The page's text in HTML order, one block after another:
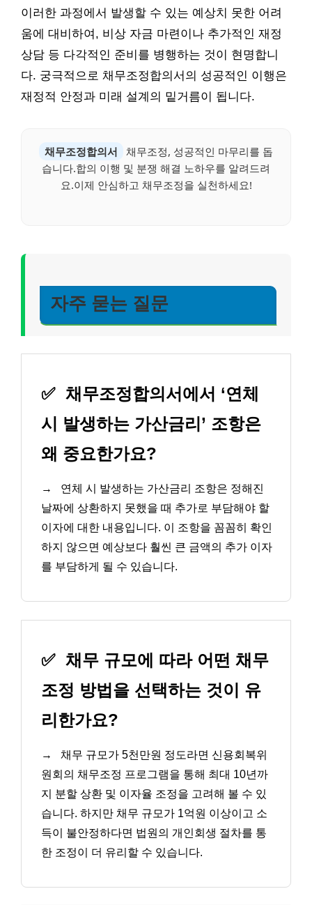
이러한 과정에서 발생할 수 있는 예상치 못한 어려
움에 대비하여, 비상 자금 마련이나 추가적인 재정
상담 등 다각적인 준비를 병행하는 것이 현명합니
다. 궁극적으로 채무조정합의서의 성공적인 이행은
재정적 안정과 미래 설계의 밑거름이 됩니다.
채무조정합의서
채무조정, 성공적인 마무리를 돕
습니다.합의 이행 및 분쟁 해결 노하우를 알려드려
요.이제 안심하고 채무조정을 실천하세요!
자주 묻는 질문
✅ 채무조정합의서에서 ‘연체
시 발생하는 가산금리’ 조항은
왜 중요한가요?
→
연체 시 발생하는 가산금리 조항은 정해진
날짜에 상환하지 못했을 때 추가로 부담해야 할
이자에 대한 내용입니다. 이 조항을 꼼꼼히 확인
하지 않으면 예상보다 훨씬 큰 금액의 추가 이자
를 부담하게 될 수 있습니다.
✅ 채무 규모에 따라 어떤 채무
조정 방법을 선택하는 것이 유
리한가요?
→
채무 규모가 5천만원 정도라면 신용회복위
원회의 채무조정 프로그램을 통해 최대 10년까
지 분할 상환 및 이자율 조정을 고려해 볼 수 있
습니다. 하지만 채무 규모가 1억원 이상이고 소
득이 불안정하다면 법원의 개인회생 절차를 통
한 조정이 더 유리할 수 있습니다.